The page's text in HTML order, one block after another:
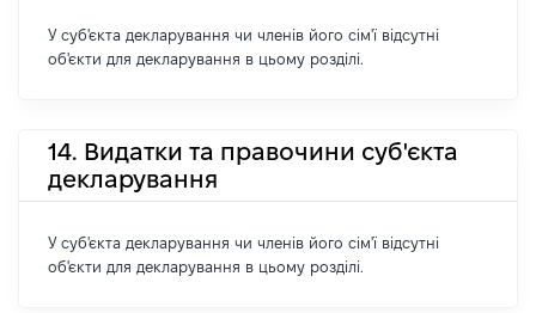
У суб'єкта декларування чи членів його сім'ї відсутні
об'єкти для декларування в цьому розділі.
14. Видатки та правочини суб'єкта
декларування
У суб'єкта декларування чи членів його сім'ї відсутні
об'єкти для декларування в цьому розділі.